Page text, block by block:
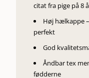
citat fra pige på 8
Høj hælkappe
perfekt
God
Åndbar tex
fødderne